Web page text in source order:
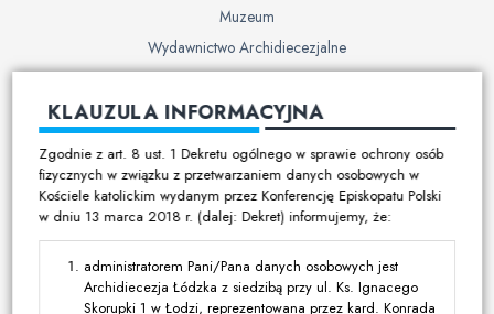
Muzeum
Wydawnictwo Archidiecezjalne
Cmentarze
Duszpasterstwo
Program duszpasterski
Kalendarz pracy duszpasterskiej
Duszpasterstwo specjalistyczne
Ruchy i stowarzyszenia
KLAUZULA INFORMACYJNA
Zgodnie z art. 8 ust. 1 Dekretu ogólnego w sprawie ochrony osób
fizycznych w związku z przetwarzaniem danych osobowych w
Kościele katolickim wydanym przez Konferencję Episkopatu Polski
w dniu 13 marca 2018 r. (dalej: Dekret) informujemy, że:
administratorem Pani/Pana danych osobowych jest
Archidiecezja Łódzka z siedzibą przy ul. Ks. Ignacego
Skorupki 1 w Łodzi, reprezentowana przez kard. Konrada